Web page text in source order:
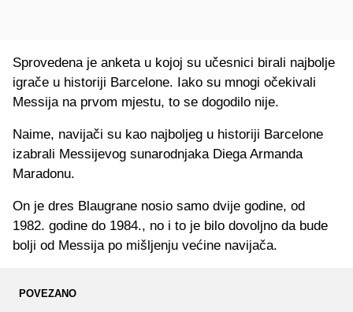
Sprovedena je anketa u kojoj su učesnici birali najbolje
igrače u historiji Barcelone. Iako su mnogi očekivali
Messija na prvom mjestu, to se dogodilo nije.
Naime, navijači su kao najboljeg u historiji Barcelone
izabrali Messijevog sunarodnjaka Diega Armanda
Maradonu.
On je dres Blaugrane nosio samo dvije godine, od
1982. godine do 1984., no i to je bilo dovoljno da bude
bolji od Messija po mišljenju većine navijača.
POVEZANO